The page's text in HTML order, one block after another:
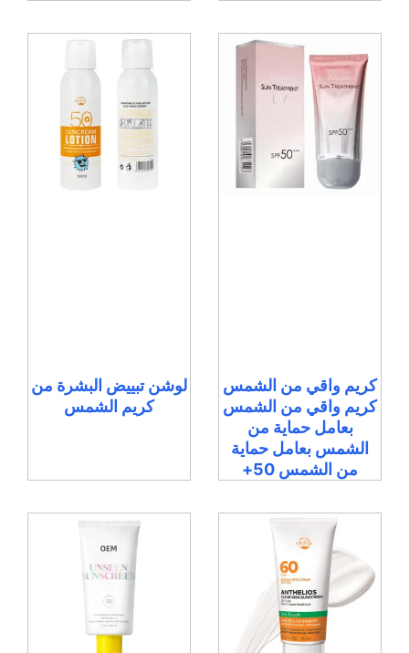
كريم واقي من الشمس
كريم واقي من الشمس
بعامل حماية من
الشمس بعامل حماية
من الشمس 50+
لوشن تبييض البشرة من
كريم الشمس